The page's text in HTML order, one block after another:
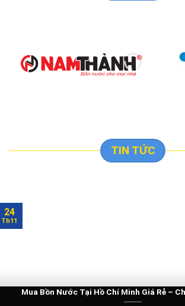
TIN TỨC
Mua Bồn Nước Tại Hồ Chí Minh Giá Rẻ –
24
Th11